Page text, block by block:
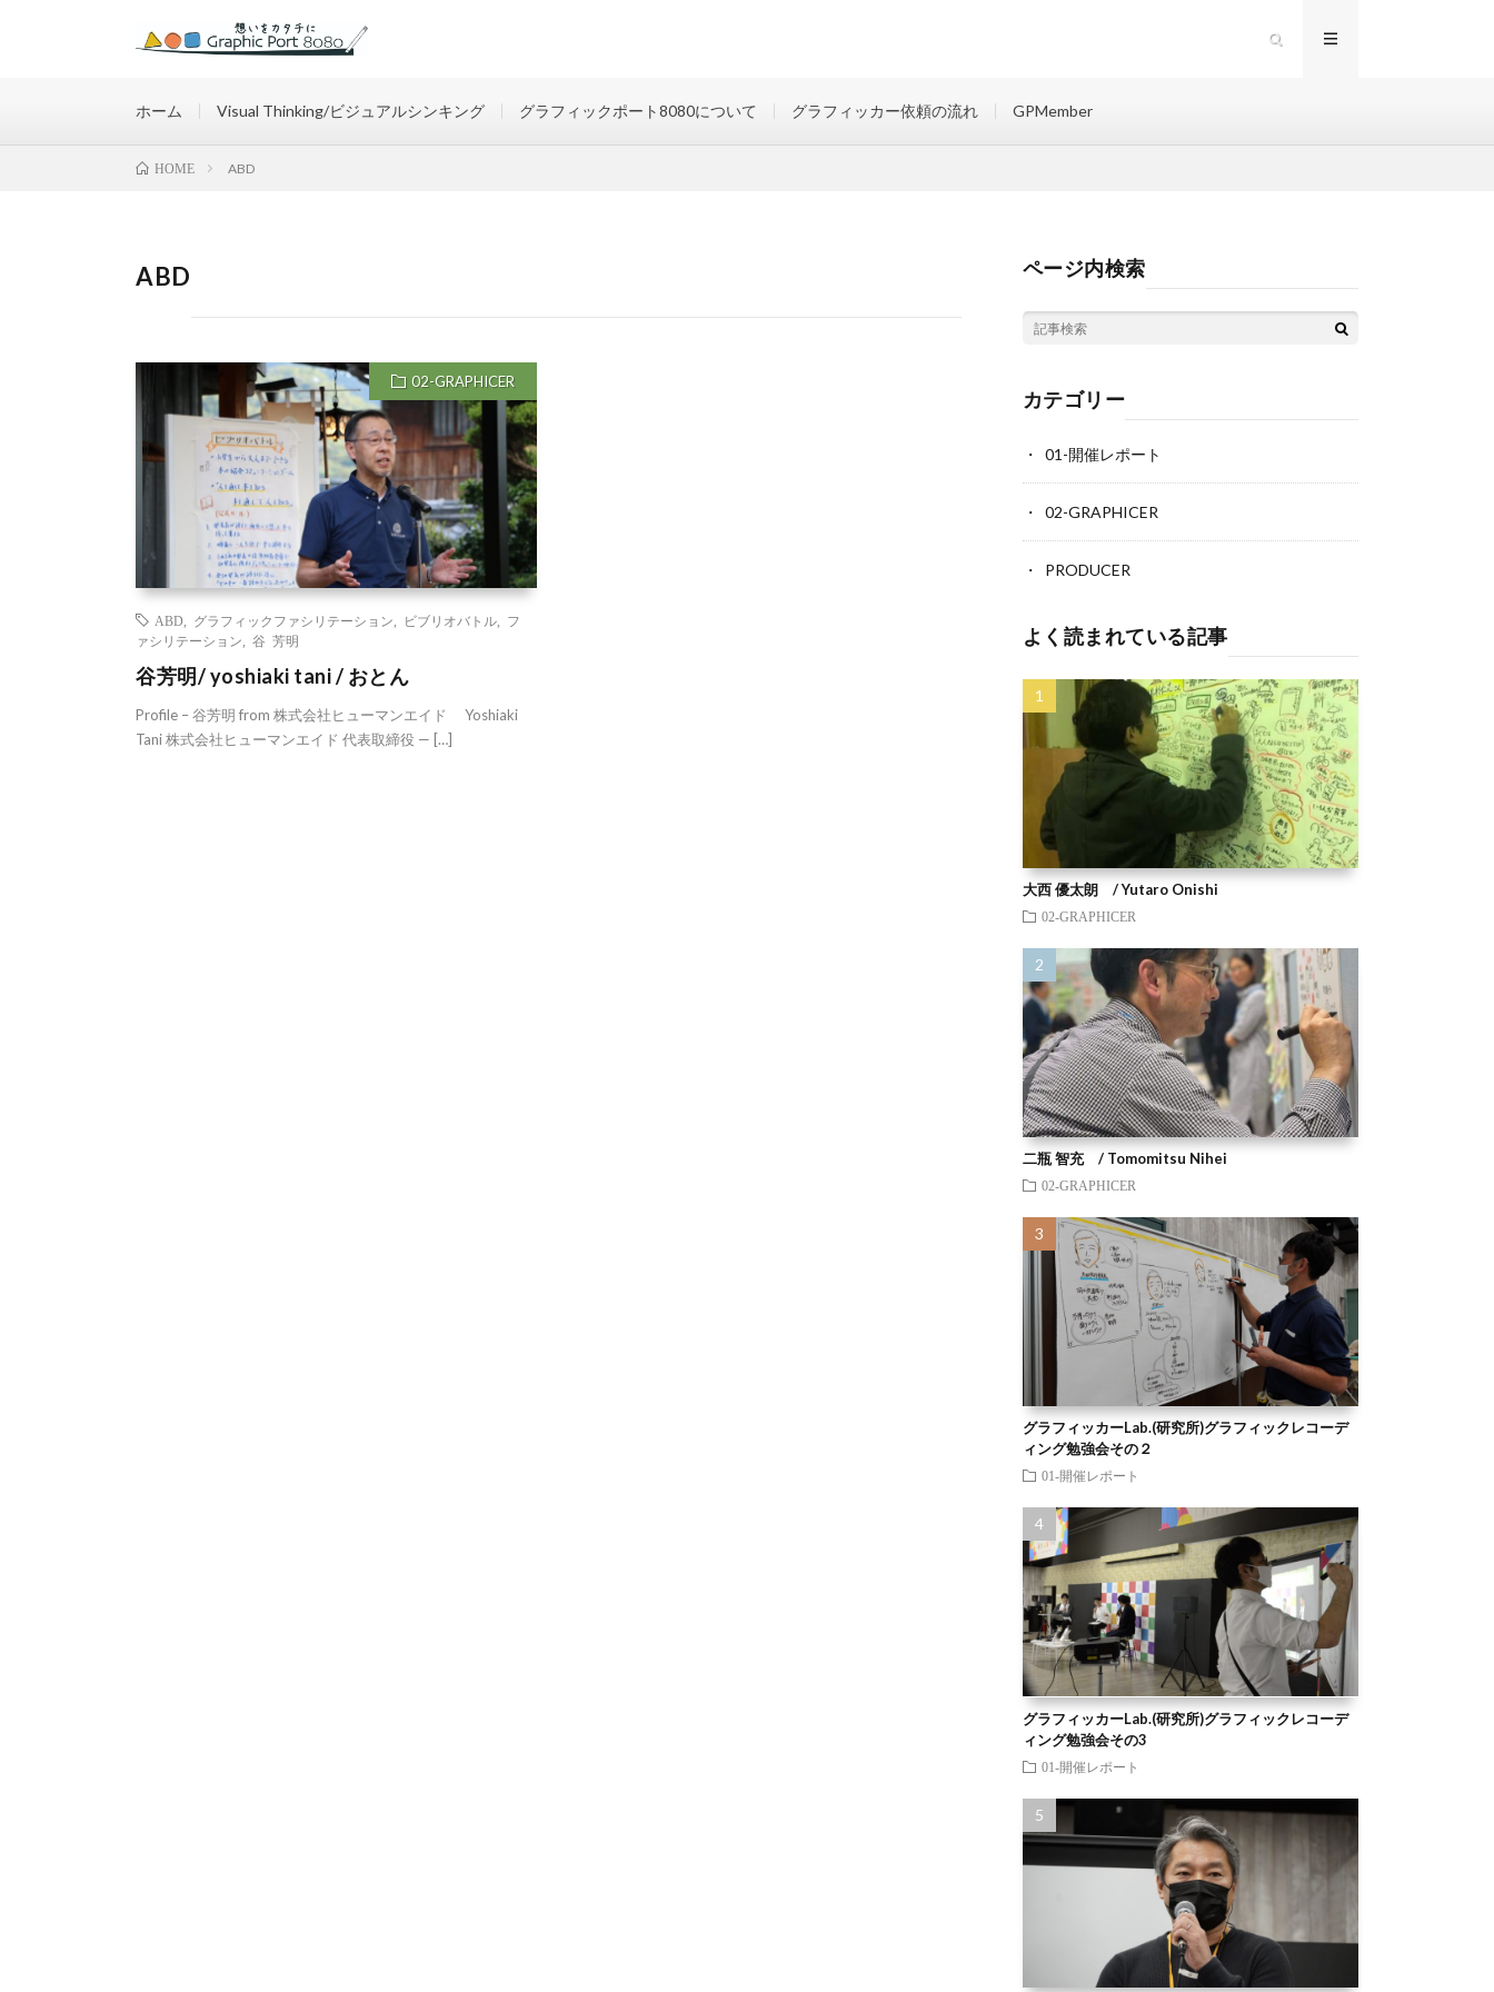
ホーム Visual Thinking/ビジュアルシンキング グラフィックポート8080について グラフィッカー依頼の流れ GPMember
HOME ABD
ABD
02-GRAPHICER
ABD グラフィックファシリテーション ビブリオバトル
フ
ァシリテーション
谷 芳明
谷芳明/ yoshiaki tani / おとん
Profile – 谷芳明 from 株式会社ヒューマンエイド Yoshiaki
Tani 株式会社ヒューマンエイド 代表取締役 — […]
ページ内検索
カテゴリー
01-開催レポート
02-GRAPHICER
PRODUCER
よく読まれている記事
大西 優太朗 / Yutaro Onishi
02-GRAPHICER
二瓶 智充 / Tomomitsu Nihei
02-GRAPHICER
グラフィッカーLab.(研究所)グラフィックレコーデ
ィング勉強会その２
01-開催レポート
グラフィッカーLab.(研究所)グラフィックレコーデ
ィング勉強会その3
01-開催レポート